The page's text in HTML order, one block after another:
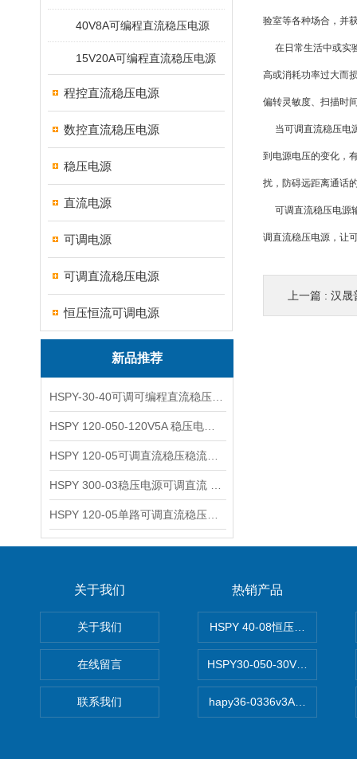
40V8A可编程直流稳压电源
15V20A可编程直流稳压电源
程控直流稳压电源
数控直流稳压电源
稳压电源
直流电源
可调电源
可调直流稳压电源
恒压恒流可调电源
新品推荐
验室等各种场合，并
在日常生活中或实
高或消耗功率过大而
偏转灵敏度、扫描时
当可调直流稳压电
到电源电压的变化，
扰，防碍远距离通话
可调直流稳压电源
调直流稳压电源，让
上一篇 : 汉晟
关于我们
关于我们
在线留言
联系我们
热销产品
HSPY 40-08恒压恒流恒功率
HSPY30-050-30V/-05A可调
hapy36-0336v3A高精度小型